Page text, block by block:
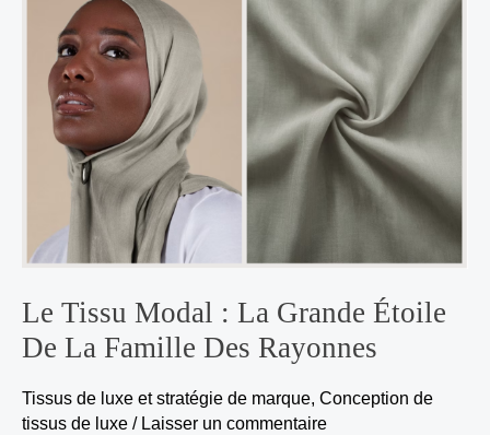
Le Tissu Modal : La Grande Étoile
De La Famille Des Rayonnes
Tissus de luxe et stratégie de marque, Conception de
tissus de luxe / Laisser un commentaire
modal
grande
étoile
famille
des